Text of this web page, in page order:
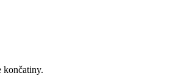
končatiny.